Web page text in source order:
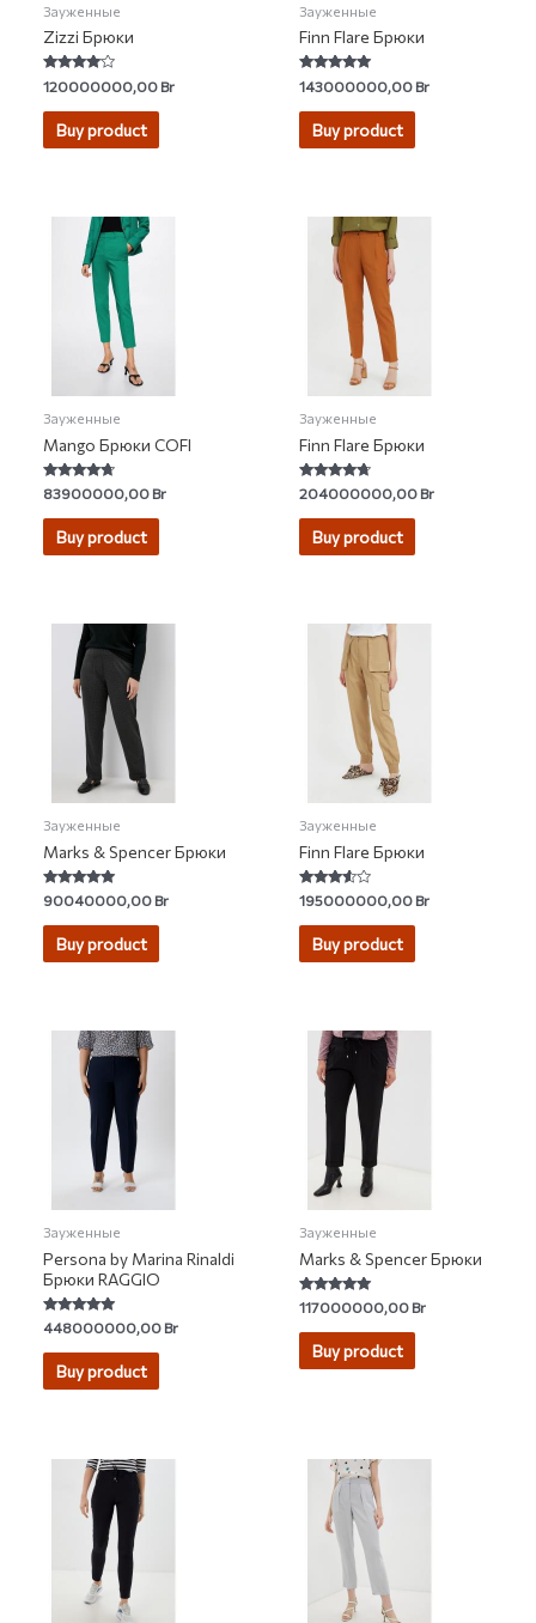
Зауженные
Zizzi Брюки
Rated
3.80
out of 5
120000000,00Br
Buy product
Зауженные
Finn Flare Брюки
Rated
5.00
out of 5
143000000,00Br
Buy product
Зауженные
Mango Брюки COFI
Rated
4.50
out of 5
83900000,00Br
Buy product
Зауженные
Finn Flare Брюки
Rated
4.44
out of 5
204000000,00Br
Buy product
Зауженные
Marks & Spencer Брюки
Rated
5.00
out of 5
90040000,00Br
Buy product
Зауженные
Finn Flare Брюки
Rated
3.40
out of 5
195000000,00Br
Buy product
Зауженные
Persona by Marina Rinaldi
Брюки RAGGIO
Rated
5.00
out of 5
448000000,00Br
Buy product
Зауженные
Marks & Spencer Брюки
Rated
4.79
out of 5
117000000,00Br
Buy product